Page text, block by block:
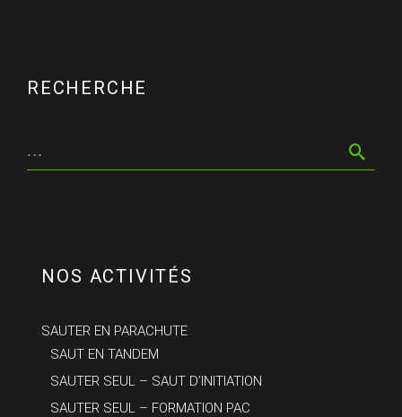
RECHERCHE
NOS ACTIVITÉS
SAUTER EN PARACHUTE
SAUT EN TANDEM
SAUTER SEUL – SAUT D’INITIATION
SAUTER SEUL – FORMATION PAC